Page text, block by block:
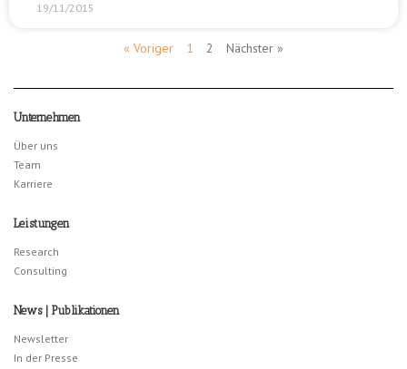
19/11/2015
« Voriger 1 2 Nächster »
Unternehmen
Über uns
Team
Karriere
Leistungen
Research
Consulting
News | Publikationen
Newsletter
In der Presse